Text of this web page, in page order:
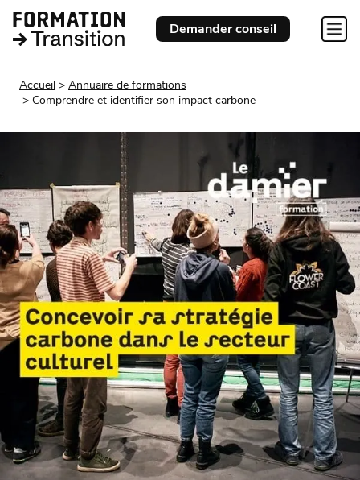
Demander conseil
Accueil
Annuaire de formations
Comprendre et identifier son impact carbone